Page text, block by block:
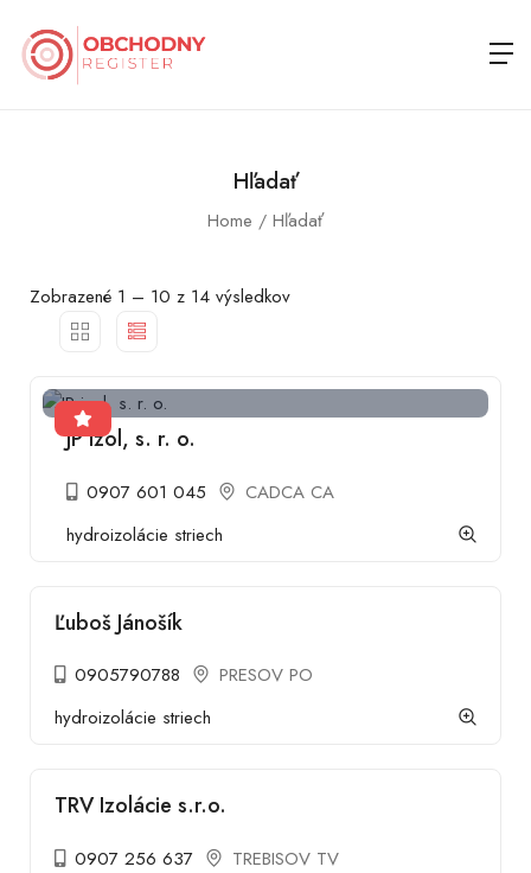
Hľadať
Home Hľadať
Zobrazené 1 – 10 z 14 výsledkov
JP izol, s. r. o.
0907 601 045
CADCA CA
hydroizolácie striech
Ľuboš Jánošík
0905790788
PRESOV PO
hydroizolácie striech
TRV Izolácie s.r.o.
0907 256 637
TREBISOV TV